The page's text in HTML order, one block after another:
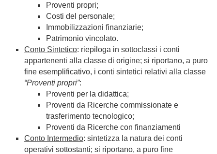
Proventi propri;
Costi del personale;
Immobilizzazioni finanziarie;
Patrimonio vincolato.
Conto Sintetico: riepiloga in sottoclassi i conti
appartenenti alla classe di origine; si riportano, a puro
fine esemplificativo, i conti sintetici relativi alla classe
“Proventi propri”:
Proventi per la didattica;
Proventi da Ricerche commissionate e
trasferimento tecnologico;
Proventi da Ricerche con finanziamenti
Conto Intermedio: sintetizza la natura dei conti
operativi sottostanti; si riportano, a puro fine